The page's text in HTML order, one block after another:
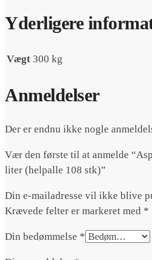
Yderligere
Vægt 300 kg
Anmeldelser
Der er endnu ikke nogle
Vær den første til at anmelde
liter (helpalle 108 stk)”
Din e-mailadresse vil ikke blive
Krævede felter er markeret med *
Din bedømmelse *